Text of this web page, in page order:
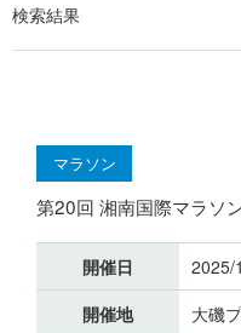
検索結果
マラソン
第20回 湘南国際マラソ
開催日
2025/
開催地
大磯